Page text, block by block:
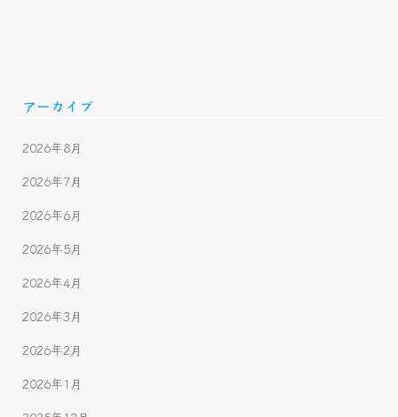
アーカイブ
2026年8月
2026年7月
2026年6月
2026年5月
2026年4月
2026年3月
2026年2月
2026年1月